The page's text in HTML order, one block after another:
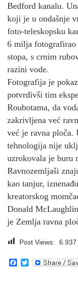
Bedford kanalu.
koji je u ondašnje
foto-teleskopsku
6 milja fotografirao
stopa, s crnim
razini vode.
Fotografija je
potvrdivši tim
Roubotama, da
zakrivljena već
već je ravna ploča.
tehnologija nije
uzrokovala je buru
Ravnozemljaši
kao tanjur,
kreatorskog
Donald
je Zemlja ravna
Post Views: 6.937
Facebook
Twitter